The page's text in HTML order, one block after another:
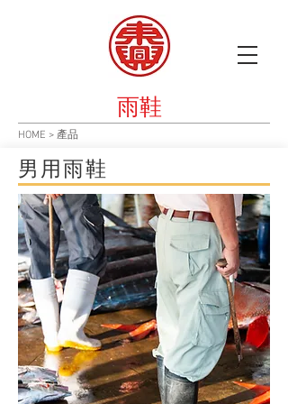
​雨鞋
HOME > 產品
男用雨鞋